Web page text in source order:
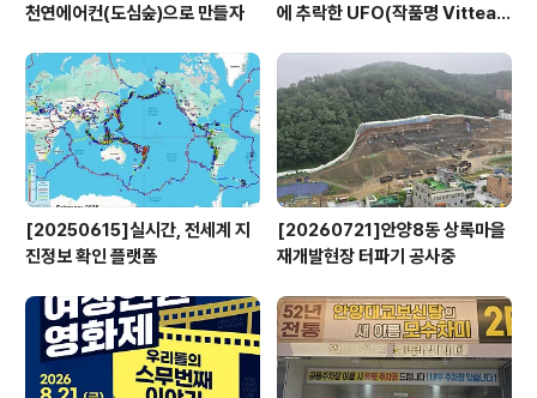
천연에어컨(도심숲)으로 만들자
에 추락한 UFO(작품명 Vitteau
[20250615]실시간, 전세계 지
진정보 확인 플랫폼
[20260721]안양8동 상록마을
재개발현장 터파기 공사중